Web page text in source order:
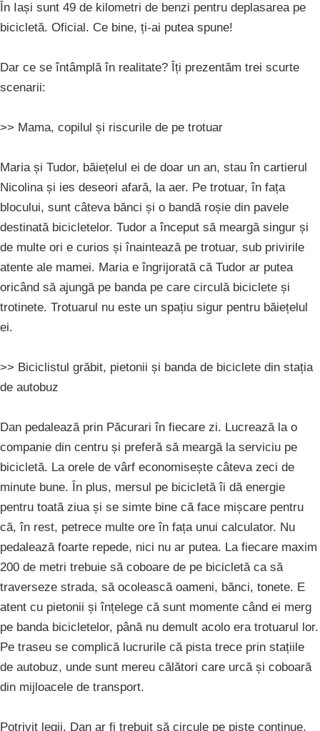
În Iași sunt 49 de kilometri de benzi pentru deplasarea pe
bicicletă. Oficial. Ce bine, ți-ai putea spune!
Dar ce se întâmplă în realitate? Îți prezentăm trei scurte
scenarii:
>> Mama, copilul și riscurile de pe trotuar
Maria și Tudor, băiețelul ei de doar un an, stau în cartierul
Nicolina și ies deseori afară, la aer. Pe trotuar, în fața
blocului, sunt câteva bănci și o bandă roșie din pavele
destinată bicicletelor. Tudor a început să meargă singur și
de multe ori e curios și înaintează pe trotuar, sub privirile
atente ale mamei. Maria e îngrijorată că Tudor ar putea
oricând să ajungă pe banda pe care circulă biciclete și
trotinete. Trotuarul nu este un spațiu sigur pentru băiețelul
ei.
>> Biciclistul grăbit, pietonii și banda de biciclete din stația
de autobuz
Dan pedalează prin Păcurari în fiecare zi. Lucrează la o
companie din centru și preferă să meargă la serviciu pe
bicicletă. La orele de vârf economisește câteva zeci de
minute bune. În plus, mersul pe bicicletă îi dă energie
pentru toată ziua și se simte bine că face mișcare pentru
că, în rest, petrece multe ore în fața unui calculator. Nu
pedalează foarte repede, nici nu ar putea. La fiecare maxim
200 de metri trebuie să coboare de pe bicicletă ca să
traverseze strada, să ocolească oameni, bănci, tonete. E
atent cu pietonii și înțelege că sunt momente când ei merg
pe banda bicicletelor, până nu demult acolo era trotuarul lor.
Pe traseu se complică lucrurile că pista trece prin stațiile
de autobuz, unde sunt mereu călători care urcă și coboară
din mijloacele de transport.
Potrivit legii, Dan ar fi trebuit să circule pe piste continue,